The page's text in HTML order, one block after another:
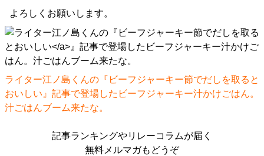
よろしくお願いします。
ライター江ノ島くんの『 ビーフジャーキー節でだしを取ると
おいしい 』記事で登場したビーフジャーキー汁かけごはん。
汁ごはんブーム来たな。
記事ランキングやリレーコラムが届く
無料メルマガもどうぞ